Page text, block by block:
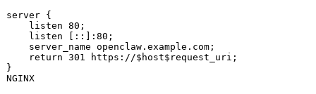
server {
    listen 80;
    listen [::]:80;
    server_name openclaw.example.com;
return 301 https://$host$request_uri ;
}